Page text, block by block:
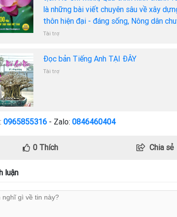
là những bài viết chuyên sâu về xây
thôn hiện đại - đáng sống, Nông dân
Tài trợ
Đọc bản Tiếng Anh TẠI ĐÂY
Tài trợ
0965855316 - Zalo: 0846460404
0Thích Chia sẻ
luận